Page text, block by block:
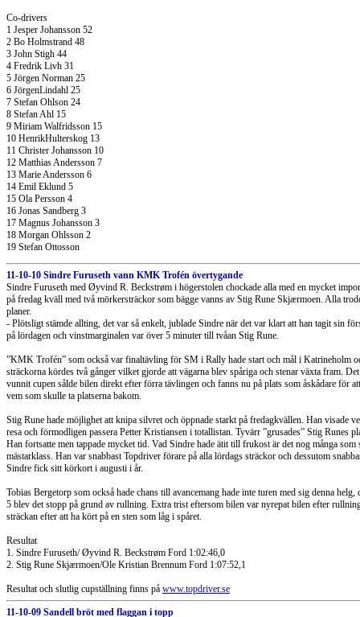
Co-drivers
1 Jesper Johansson 52
2 Bo Holmstrand 48
3 John Stigh 44
4 Fredrik Livh 31
5 Jörgen Norman 25
6 JörgenLindahl 25
7 Stefan Ohlson 24
8 Stefan Ahl 15
9 Miriam Walfridsson 15
10 HenrikHulterskog 13
11 Christer Johansson 10
12 Matthias Andersson 7
13 Marie Andersson 6
14 Emil Eklund 5
15 Ola Persson 4
16 Jonas Sandberg 3
17 Magnus Johansson 3
18 Morgan Ohlsson 2
19 Stefan Ottosson
11-10-10 Sindre Furuseth vann KMK Trofén övertygande
Sindre Furuseth med Øyvind R. Beckstrøm i högerstolen chockade alla med en mycket
på fredag kväll med två mörkersträckor som bägge vanns av Stig Rune Skjærmoen. Alla
planer.
- Plötsligt stämde allting, det var så enkelt, jublade Sindre när det var klart att han tagit sin
på lördagen och vinstmarginalen var över 5 minuter till tvåan Stig Rune.
”KMK Trofén” som också var finaltävling för SM i Rally hade start och mål i Katrineholm
sträckorna kördes två gånger vilket gjorde att vägarna blev spåriga och stenar växta fram.
vunnit cupen sålde bilen direkt efter förra tävlingen och fanns nu på plats som åskådare för
vem som skulle ta platserna bakom.
Stig Rune hade möjlighet att knipa silvret och öppnade starkt på fredagkvällen. Han visade
resa och förmodligen passera Petter Kristiansen i totallistan. Tyvärr ”grusades” Stig Runes
Han fortsatte men tappade mycket tid. Vad Sindre hade ätit till frukost är det nog många
mästarklass. Han var snabbast Topdriver förare på alla lördags sträckor och dessutom
Sindre fick sitt körkort i augusti i år.
Tobias Bergetorp som också hade chans till avancemang hade inte turen med sig denna
5 blev det stopp på grund av rullning. Extra trist eftersom bilen var nyrepat bilen efter
sträckan efter att ha kört på en sten som låg i spåret.
Resultat
1. Sindre Furuseth/ Øyvind R. Beckstrøm Ford 1:02:46,0
2. Stig Rune Skjærmoen/Ole Kristian Brennum Ford 1:07:52,1
Resultat och slutlig cupställning finns på www.topdriver.se
11-10-09 Sandell bröt med flaggan i topp